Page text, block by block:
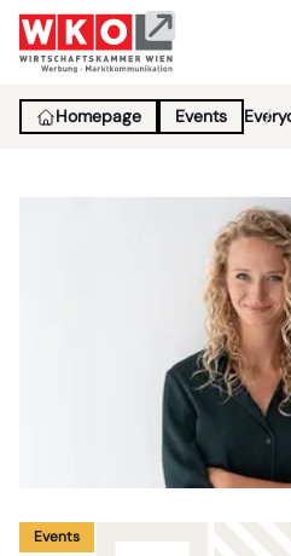
Lehrlingsinitiative
Homepage Events
Events